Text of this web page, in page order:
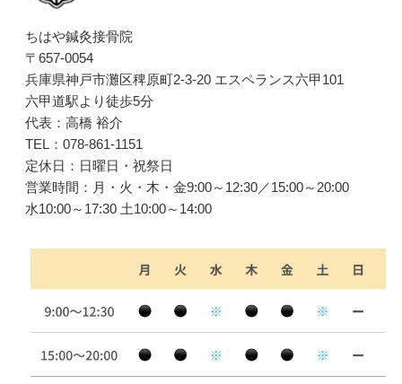
ちはや鍼灸接骨院
〒657-0054
兵庫県神戸市灘区稗原町2-3-20 エスペランス六甲101
六甲道駅より徒歩5分
代表：高橋 裕介
TEL：078-861-1151
定休日：日曜日・祝祭日
営業時間：月・火・木・金9:00～12:30／15:00～20:00
水10:00～17:30 土10:00～14:00